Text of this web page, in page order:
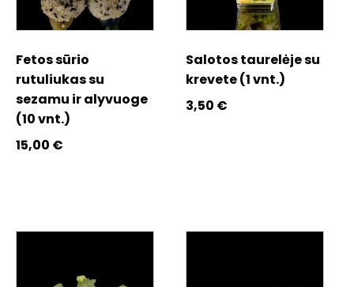
Fetos sūrio
rutuliukas su
sezamu ir alyvuoge
(10 vnt.)
15,00 €
Salotos taurelėje su
krevete (1 vnt.)
3,50 €